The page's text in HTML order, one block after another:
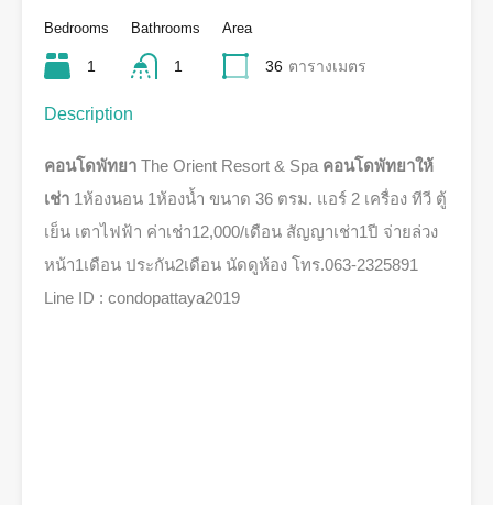
Bedrooms
1
Bathrooms
1
Area
36 ตารางเมตร
Description
คอนโดพัทยา The Orient Resort & Spa คอนโดพัทยาให้
เช่า 1ห้องนอน 1ห้องน้ำ ขนาด 36 ตรม. แอร์ 2 เครื่อง ทีวี ตู้
เย็น เตาไฟฟ้า ค่าเช่า12,000/เดือน สัญญาเช่า1ปี จ่ายล่วง
หน้า1เดือน ประกัน2เดือน นัดดูห้อง โทร.063-2325891
Line ID : condopattaya2019